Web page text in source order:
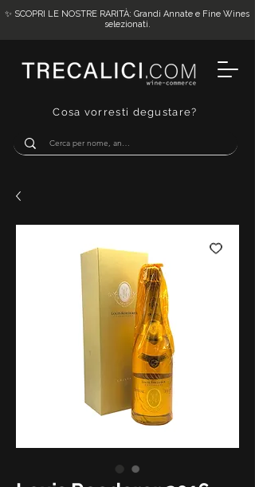
Cosa vorresti degustare?
✨ SCOPRI LE NOSTRE RARITÀ: Grandi Annate e Fine Wines
selezionati.